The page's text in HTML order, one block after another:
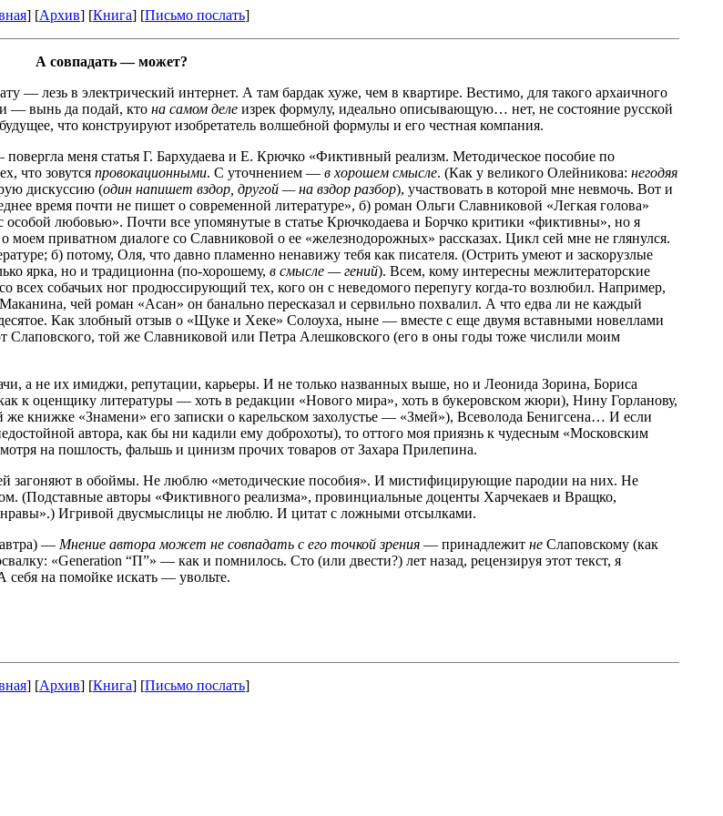
] [Архив] [Книга] [Письмо послать]
А совпадать — может?
— лезь в электрический интернет. А там бардак хуже, чем в квартире. Вестимо, для такого архаичного
— вынь да подай, кто на самом деле изрек формулу, идеально описывающую… нет, не состояние русской
что конструируют изобретатель волшебной формулы и его честная компания.
меня статья Г. Бархудаева и Е. Крючко «Фиктивный реализм. Методическое пособие по
что зовутся провокационными. С уточнением — в хорошем смысле. (Как у великого Олейникова: негодяя
дискуссию (один напишет вздор, другой — на вздор разбор), участвовать в которой мне невмочь. Вот и
время почти не пишет о современной литературе», б) роман Ольги Славниковой «Легкая голова»
особой любовью». Почти все упомянутые в статье Крючкодаева и Борчко критики «фиктивны», но я
приватном диалоге со Славниковой о ее «железнодорожных» рассказах. Цикл сей мне не глянулся.
б) потому, Оля, что давно пламенно ненавижу тебя как писателя. (Острить умеют и заскорузлые
ярка, но и традиционна (по-хорошему, в смысле — гений). Всем, кому интересны межлитераторские
всех собачьих ног продюссирующий тех, кого он с неведомого перепугу когда-то возлюбил. Например,
чей роман «Асан» он банально пересказал и сервильно похвалил. А что едва ли не каждый
Как злобный отзыв о «Щуке и Хеке» Солоуха, ныне — вместе с еще двумя вставными новеллами
той же Славниковой или Петра Алешковского (его в оны годы тоже числили моим
а не их имиджи, репутации, карьеры. И не только названных выше, но и Леонида Зорина, Бориса
к оценщику литературы — хоть в редакции «Нового мира», хоть в букеровском жюри), Нину Горланову,
книжке «Знамени» его записки о карельском захолустье — «Змей»), Всеволода Бенигсена… И если
автора, как бы ни кадили ему доброхоты), то оттого моя приязнь к чудесным «Московским
на пошлость, фальшь и цинизм прочих товаров от Захара Прилепина.
загоняют в обоймы. Не люблю «методические пособия». И мистифицирующие пародии на них. Не
(Подставные авторы «Фиктивного реализма», провинциальные доценты Харчекаев и Вращко,
Игривой двусмыслицы не люблю. И цитат с ложными отсылками.
— Мнение автора может не совпадать с его точкой зрения — принадлежит не Слаповскому (как
«Generation “П”» — как и помнилось. Сто (или двести?) лет назад, рецензируя этот текст, я
на помойке искать — увольте.
] [Архив] [Книга] [Письмо послать]